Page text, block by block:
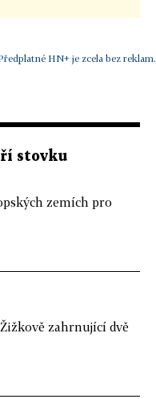
HN+ je zcela bez reklam.
stovku
zemích pro
zahrnující dvě